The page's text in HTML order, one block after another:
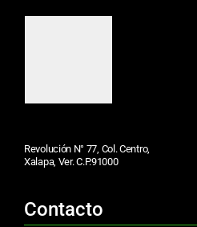
Revolución N° 77, Col. Centro,
Xalapa, Ver. C.P.91000
Contacto